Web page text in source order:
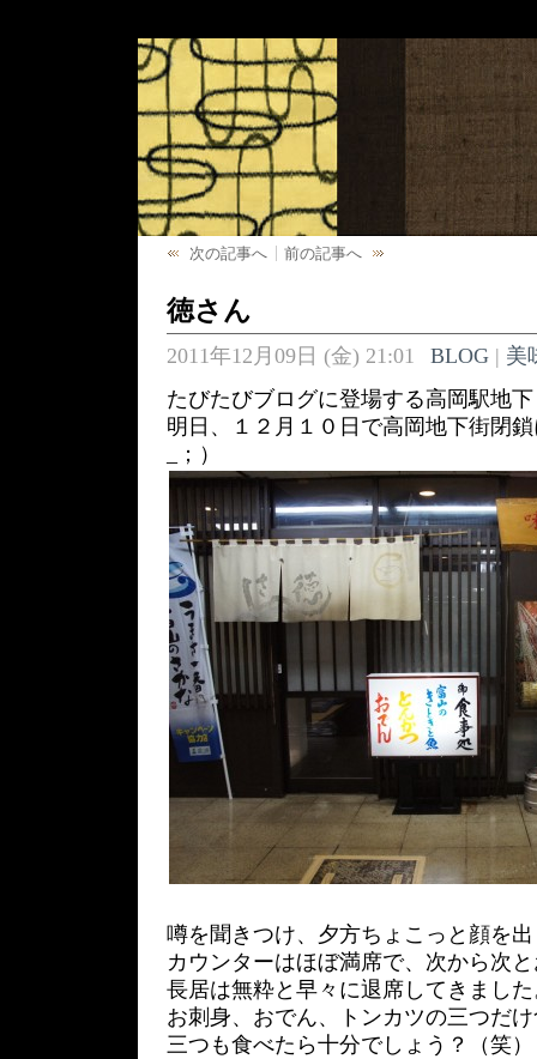
次の記事へ 前の記事へ
徳さん
2011年12月09日 (金) 21:01 BLOG| 美
たびたびブログに登場する高岡駅地
明日、１２月１０日で高岡地下街閉
_；）
噂を聞きつけ、夕方ちょこっと顔を
カウンターはほぼ満席で、次から次
長居は無粋と早々に退席してきまし
お刺身、おでん、トンカツの三つだ
三つも食べたら十分でしょう？（笑）